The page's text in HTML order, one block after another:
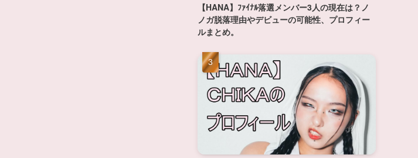
【HANA】ﾌｧｲﾅﾙ落選メンバー3人の現在は？ノ
ノガ脱落理由やデビューの可能性、プロフィー
ルまとめ。